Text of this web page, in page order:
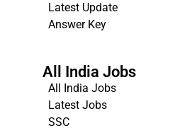
Latest Update
Answer Key
All India Jobs
All India Jobs
Latest Jobs
SSC